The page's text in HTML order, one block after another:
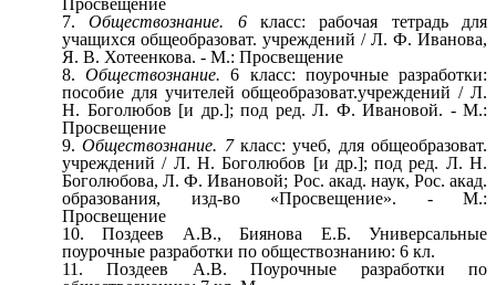
Просвещение
Обществознание. 6класс: рабочая тетрадь для
учащихся общеобразоват. учреждений / Л. Ф. Иванова,
Я. В. Хотеенкова. - М.: Просвещение
Обществознание.6 класс: поурочные разработки:
пособие для учителей общеобразоват.учреждений / Л.
Н. Боголюбов [и др.]; под ред. Л. Ф. Ивановой. - М.:
Просвещение
Обществознание. 7класс: учеб, для общеобразоват.
учреждений / Л. Н. Боголюбов [и др.]; под ред. Л. Н.
Боголюбова, Л. Ф. Ивановой; Рос. акад. наук, Рос. акад.
образования, изд-во «Просвещение». - М.:
Просвещение
Поздеев А.В., Биянова Е.Б. Универсальные
поурочные разработки по обществознанию: 6 кл.
Поздеев А.В. Поурочные разработки по